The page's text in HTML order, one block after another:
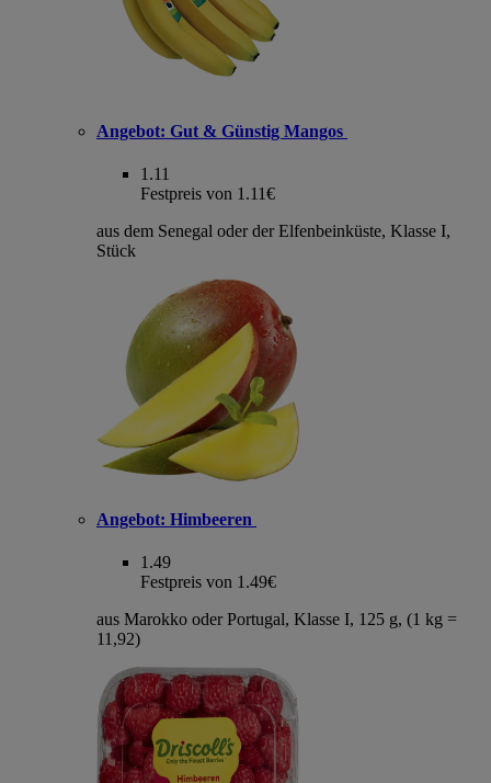
Angebot: Gut & Günstig Mangos
1.11
Festpreis von 1.11€
aus dem Senegal oder der Elfenbeinküste, Klasse I,
Stück
Angebot: Himbeeren
1.49
Festpreis von 1.49€
aus Marokko oder Portugal, Klasse I, 125 g, (1 kg =
11,92)